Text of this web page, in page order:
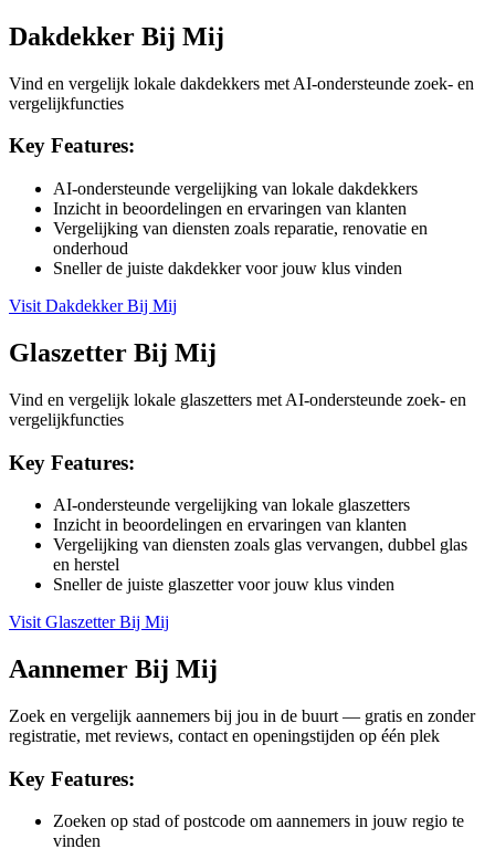
Dakdekker Bij Mij
Vind en vergelijk lokale dakdekkers met AI-ondersteunde zoek- en
vergelijkfuncties
Key Features:
AI-ondersteunde vergelijking van lokale dakdekkers
Inzicht in beoordelingen en ervaringen van klanten
Vergelijking van diensten zoals reparatie, renovatie en
onderhoud
Sneller de juiste dakdekker voor jouw klus vinden
Visit Dakdekker Bij Mij
Glaszetter Bij Mij
Vind en vergelijk lokale glaszetters met AI-ondersteunde zoek- en
vergelijkfuncties
Key Features:
AI-ondersteunde vergelijking van lokale glaszetters
Inzicht in beoordelingen en ervaringen van klanten
Vergelijking van diensten zoals glas vervangen, dubbel glas
en herstel
Sneller de juiste glaszetter voor jouw klus vinden
Visit Glaszetter Bij Mij
Aannemer Bij Mij
Zoek en vergelijk aannemers bij jou in de buurt — gratis en zonder
registratie, met reviews, contact en openingstijden op één plek
Key Features:
Zoeken op stad of postcode om aannemers in jouw regio te
vinden